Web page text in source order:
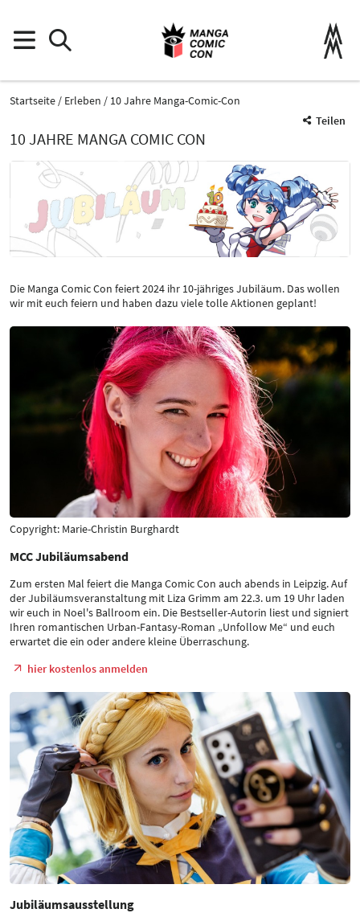
Startseite Erleben
10 Jahre Manga-Comic-Con
Teilen
10 JAHRE MANGA COMIC CON
Die Manga Comic Con feiert 2024 ihr 10-jähriges Jubiläum. Das wollen
wir mit euch feiern und haben dazu viele tolle Aktionen geplant!
Copyright: Marie-Christin Burghardt
MCC Jubiläumsabend
Zum ersten Mal feiert die Manga Comic Con auch abends in Leipzig. Auf
der Jubiläumsveranstaltung mit Liza Grimm am 22.3. um 19 Uhr laden
wir euch in Noel's Ballroom ein. Die Bestseller-Autorin liest und signiert
Ihren romantischen Urban-Fantasy-Roman „Unfollow Me“ und euch
erwartet die ein oder andere kleine Überraschung.
hier kostenlos anmelden
Jubiläumsausstellung